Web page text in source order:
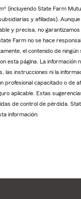
(incluyendo State Farm
y afiliadas).
y precisa, no garantizamos
Farm no se hace
el contenido de
esta página. La información
las instrucciones ni la
profesional capacitado o de
aplicable. Estas
de control de pérdida.
información.